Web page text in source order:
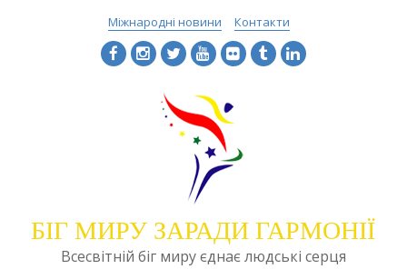
Міжнародні новини Контакти
БІГ МИРУ ЗАРАДИ ГАРМОНІЇ
Всесвітній біг миру єднає людські серця